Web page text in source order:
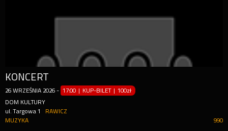
KONCERT
26 WRZEŚNIA 2026 - 17:00 | KUP-BILET |100zł
DOM KULTURY
ul. Targowa 1
RAWICZ
990
MUZYKA